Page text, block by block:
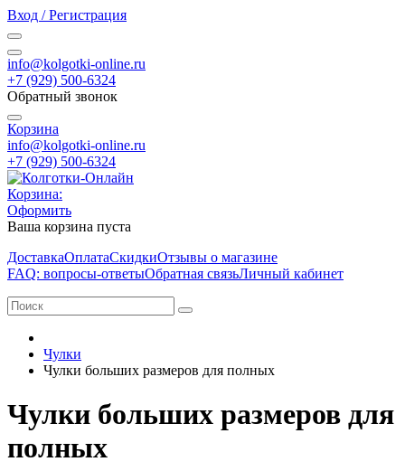
Вход / Регистрация
info@kolgotki-online.ru
+7 (929) 500-6324
Обратный звонок
Корзина
info@kolgotki-online.ru
+7 (929) 500-6324
Корзина:
Оформить
Ваша корзина пуста
ДоставкаОплатаСкидкиОтзывы о магазине
FAQ: вопросы-ответыОбратная связьЛичный кабинет
Чулки
Чулки больших размеров для полных
Чулки больших размеров для
полных